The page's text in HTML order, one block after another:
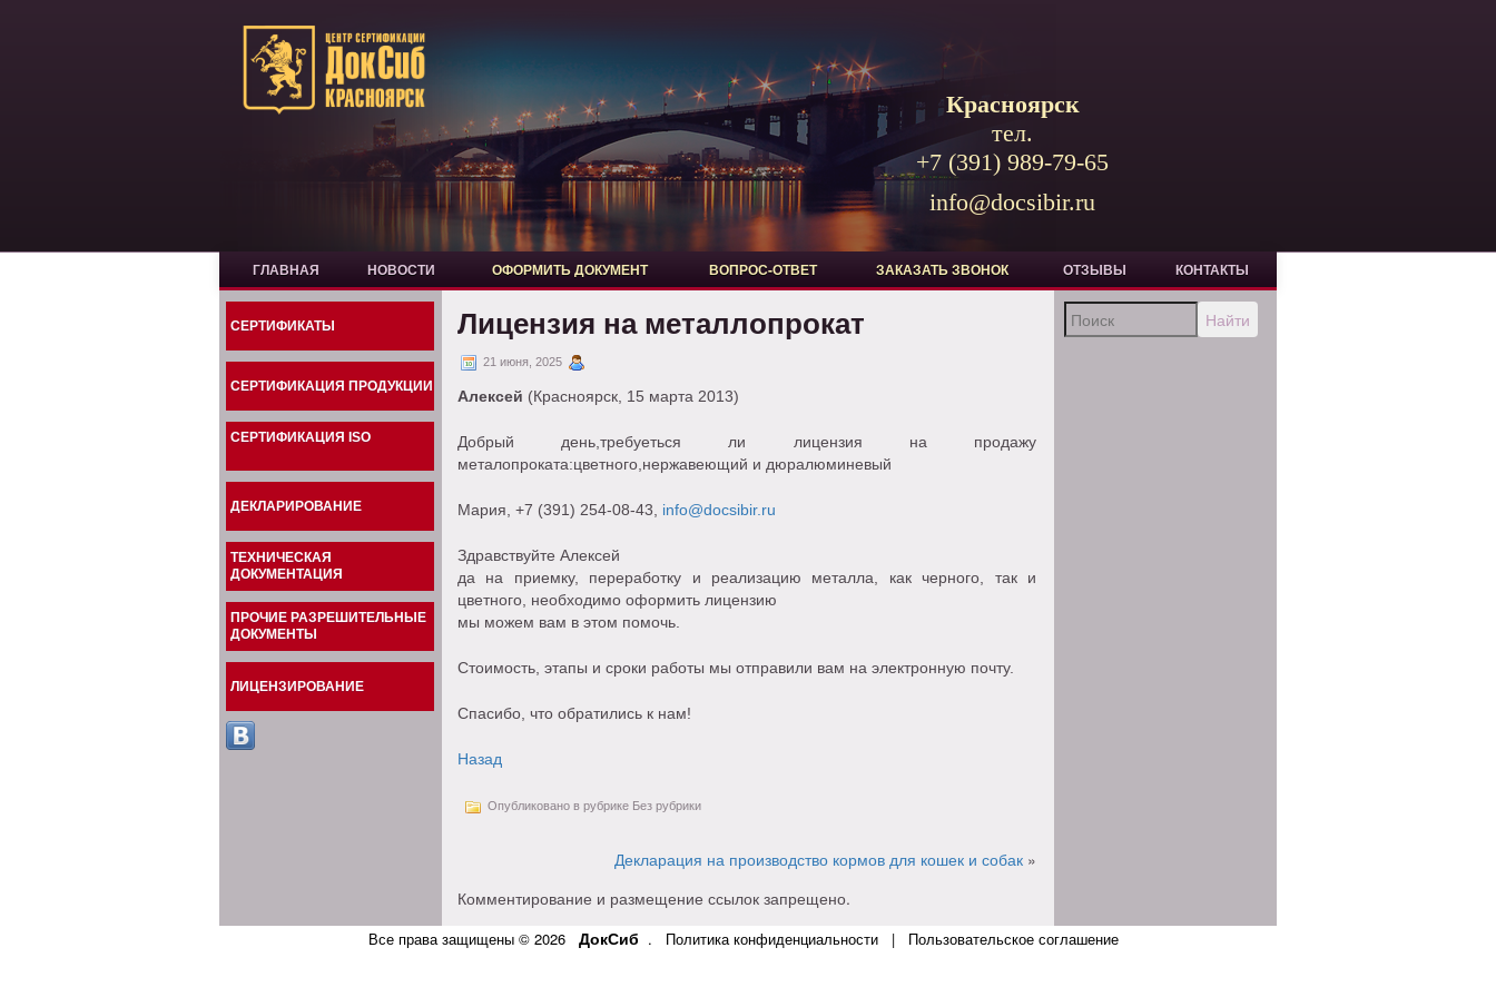
Красноярск
тел.
+7 (391) 989-79-65
info@docsibir.ru
ГЛАВНАЯ НОВОСТИ ОФОРМИТЬ ДОКУМЕНТ ВОПРОС-ОТВЕТ ЗАКАЗАТЬ ЗВОНОК ОТЗЫВЫ КОНТАКТЫ
СЕРТИФИКАТЫ
СЕРТИФИКАЦИЯ ПРОДУКЦИИ
СЕРТИФИКАЦИЯ ISO
ДЕКЛАРИРОВАНИЕ
ТЕХНИЧЕСКАЯ
ДОКУМЕНТАЦИЯ
ПРОЧИЕ РАЗРЕШИТЕЛЬНЫЕ
ДОКУМЕНТЫ
ЛИЦЕНЗИРОВАНИЕ
Лицензия на металлопрокат
21 июня, 2025
Алексей (Красноярск, 15 марта 2013)
Добрый день,требуеться ли лицензия на продажу
металопроката:цветного,нержавеющий и дюралюминевый
Мария , +7 (391) 254-08-43, info@docsibir.ru
Здравствуйте Алексей
да на приемку, переработку и реализацию металла, как черного, так и
цветного, необходимо оформить лицензию
мы можем вам в этом помочь.
Стоимость, этапы и сроки работы мы отправили вам на электронную почту.
Спасибо, что обратились к нам!
Назад
Опубликовано в рубрике Без рубрики
Декларация на производство кормов для кошек и собак »
Комментирование и размещение ссылок запрещено.
Найти
Все права защищены © 2026 ДокСиб . Политика конфиденциальности | Пользовательское соглашение